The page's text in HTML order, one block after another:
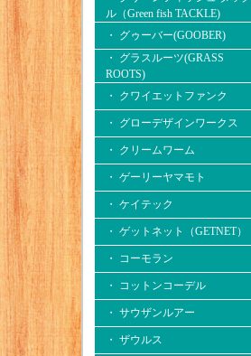
ル（Green fish TACKLE)
・ グゥーバー(GOOBER)
・ グラスルーツ(GRASS
ROOTS)
・ クワイエットファンク
・ グローデザインワークス
・ クリームワーム
・ ゲーリーヤマモト
・ ケイテック
・ ゲットネット（GETNET）
・ コーモラン
・ コットンコーデル
・ サウザンルアー
・ ザウルス